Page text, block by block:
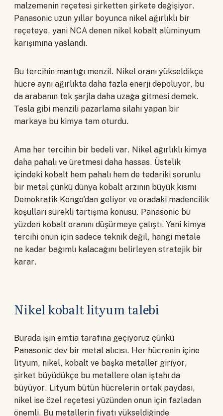
malzemenin reçetesi şirketten şirkete değişiyor.
Panasonic uzun yıllar boyunca nikel ağırlıklı bir
reçeteye, yani NCA denen nikel kobalt alüminyum
karışımına yaslandı.
Bu tercihin mantığı menzil. Nikel oranı yükseldikçe
hücre aynı ağırlıkta daha fazla enerji depoluyor, bu
da arabanın tek şarjla daha uzağa gitmesi demek.
Tesla gibi menzili pazarlama silahı yapan bir
markaya bu kimya tam oturdu.
Ama her tercihin bir bedeli var. Nikel ağırlıklı kimya
daha pahalı ve üretmesi daha hassas. Üstelik
içindeki kobalt hem pahalı hem de tedariki sorunlu
bir metal çünkü dünya kobalt arzının büyük kısmı
Demokratik Kongo'dan geliyor ve oradaki madencilik
koşulları sürekli tartışma konusu. Panasonic bu
yüzden kobalt oranını düşürmeye çalıştı. Yani kimya
tercihi onun için sadece teknik değil, hangi metale
ne kadar bağımlı kalacağını belirleyen stratejik bir
karar.
Nikel kobalt lityum talebi
Burada işin emtia tarafına geçiyoruz çünkü
Panasonic dev bir metal alıcısı. Her hücrenin içine
lityum, nikel, kobalt ve başka metaller giriyor,
şirket büyüdükçe bu metallere olan iştahı da
büyüyor. Lityum bütün hücrelerin ortak paydası,
nikel ise özel reçetesi yüzünden onun için fazladan
önemli. Bu metallerin fiyatı yükseldiğinde